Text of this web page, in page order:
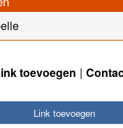
toevoegen
Link toevoegen